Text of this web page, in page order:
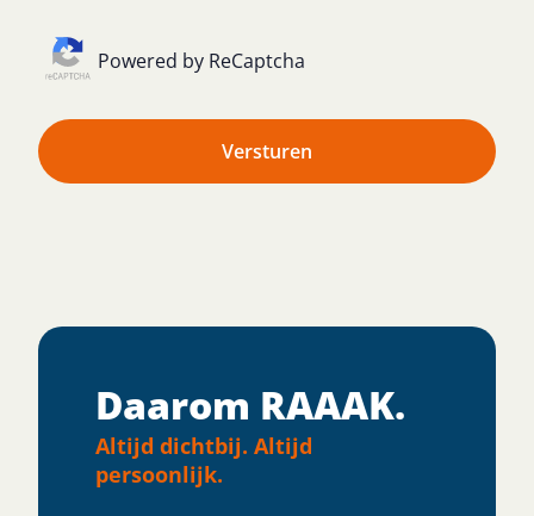
Powered by ReCaptcha
Versturen
Daarom RAAAK.
Altijd dichtbij. Altijd
persoonlijk.